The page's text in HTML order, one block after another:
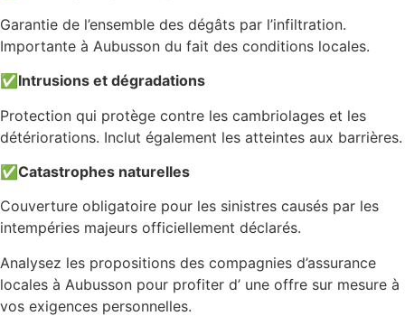
Garantie de l’ensemble des dégâts par l’infiltration.
Importante à Aubusson du fait des conditions locales.
✅ Intrusions et dégradations
Protection qui protège contre les cambriolages et les
détériorations. Inclut également les atteintes aux barrières.
✅Catastrophes naturelles
Couverture obligatoire pour les sinistres causés par les
intempéries majeurs officiellement déclarés.
Analysez les propositions des compagnies d’assurance
locales à Aubusson pour profiter d’ une offre sur mesure à
vos exigences personnelles.